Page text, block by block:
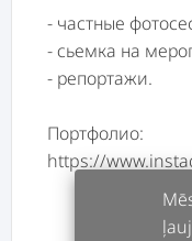
- частные
- сьемка на
- репортажи.
Портфолио:
https://